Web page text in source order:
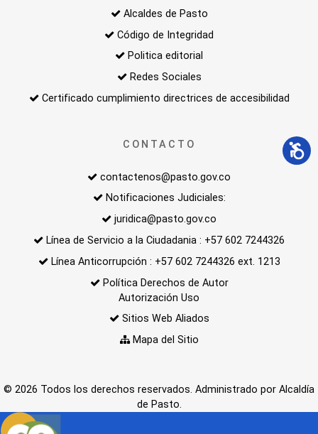
Alcaldes de Pasto
Código de Integridad
Politica editorial
Redes Sociales
Certificado cumplimiento directrices de accesibilidad
CONTACTO
contactenos@pasto.gov.co
Notificaciones Judiciales:
juridica@pasto.gov.co
Línea de Servicio a la Ciudadania : +57 602 7244326
Línea Anticorrupción : +57 602 7244326 ext. 1213
Política Derechos de Autor
Autorización Uso
Sitios Web Aliados
Mapa del Sitio
© 2026 Todos los derechos reservados. Administrado por Alcaldía
de Pasto.